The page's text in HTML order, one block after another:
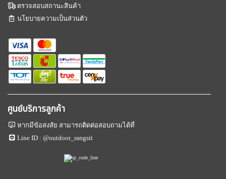
ตรวจสอบสถานะสินค้า
นโยบายความเป็นส่วนตัว
ศูนย์บริการลูกค้า
หากมีข้อสงสัย สามารถติดต่อสอบถามได้ที่
Line ID :@outdoor_rangsit